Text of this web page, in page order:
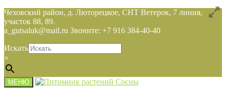
Чеховский район, д. Люторецкое, СНТ Ветерок, 7 линия,
участок 88, 89.
a_gutsaluk@mail.ru Звоните: +7 916 384-40-40
Искать
×
МЕНЮ